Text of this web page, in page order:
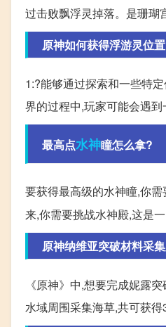
过击败飘浮灵掉落。是珊瑚
原神如何获得浮游灵位
1:?能够通过探索和一些特
界的过程中,玩家可能会遇到
最高点水神瞳怎么拿?
要获得最高级的水神瞳,你
来,你需要挑战水神殿,这是一
原神纳维亚突破材料采
《原神》中,想要完成妮露
水域周围采集海草,共可获得